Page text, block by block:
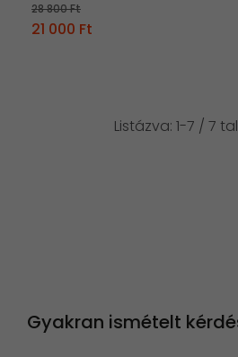
28 800 Ft
21 000 Ft
Listázva: 1-7 / 7
Gyakran ismételt